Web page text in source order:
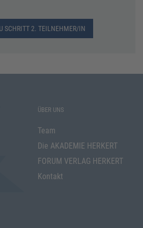
SCHRITT 2. TEILNEHMER/IN
ÜBER UNS
Team
Die AKADEMIE HERKERT
FORUM VERLAG HERKERT
Kontakt